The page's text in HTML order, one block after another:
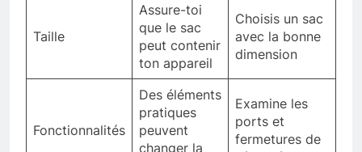
Taille
Assure-toi
que le sac
peut contenir
ton appareil
Choisis un sac
avec la bonne
dimension
Fonctionnalités
Des éléments
pratiques
peuvent
changer la
Examine les
ports et
fermetures de